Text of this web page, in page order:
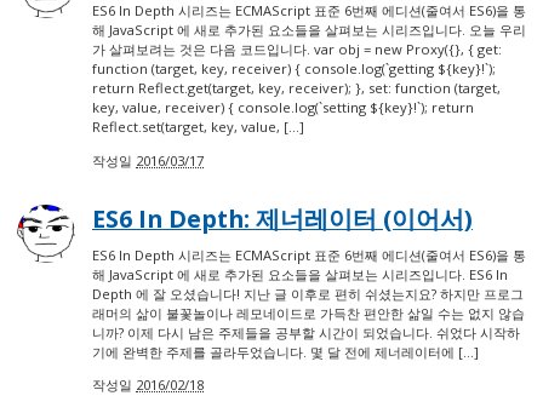
ES6 In Depth 시리즈는 ECMAScript 표준 6번째 에디션(줄여서 ES6)을 통
해 JavaScript 에 새로 추가된 요소들을 살펴보는 시리즈입니다. 오늘 우리
가 살펴보려는 것은 다음 코드입니다. var obj = new Proxy({}, { get:
function (target, key, receiver) { console.log(`getting ${key}!`);
return Reflect.get(target, key, receiver); }, set: function (target,
key, value, receiver) { console.log(`setting ${key}!`); return
Reflect.set(target, key, value, […]
작성일 2016/03/17
ES6 In Depth: 제너레이터 (이어서)
ES6 In Depth 시리즈는 ECMAScript 표준 6번째 에디션(줄여서 ES6)을 통
해 JavaScript 에 새로 추가된 요소들을 살펴보는 시리즈입니다. ES6 In
Depth 에 잘 오셨습니다! 지난 글 이후로 편히 쉬셨는지요? 하지만 프로그
래머의 삶이 불꽃놀이나 레모네이드로 가득찬 편안한 삶일 수는 없지 않습
니까? 이제 다시 남은 주제들을 공부할 시간이 되었습니다. 쉬었다 시작하
기에 완벽한 주제를 골라두었습니다. 몇 달 전에 제너레이터에 […]
작성일 2016/02/18